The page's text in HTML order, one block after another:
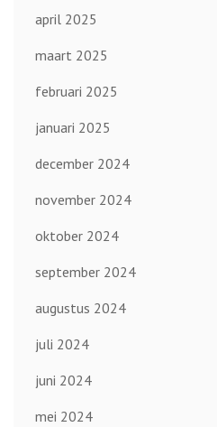
april 2025
maart 2025
februari 2025
januari 2025
december 2024
november 2024
oktober 2024
september 2024
augustus 2024
juli 2024
juni 2024
mei 2024